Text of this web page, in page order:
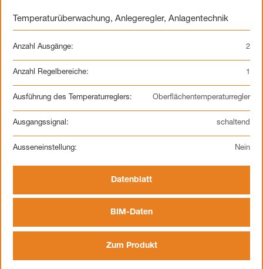
Temperaturüberwachung, Anlegeregler, Anlagentechnik
Anzahl Ausgänge: 2
Anzahl Regelbereiche: 1
Ausführung des Temperaturreglers: Oberflächentemperaturregler
Ausgangssignal: schaltend
Ausseneinstellung: Nein
Datenblatt
BIM-Daten
Zum Produkt